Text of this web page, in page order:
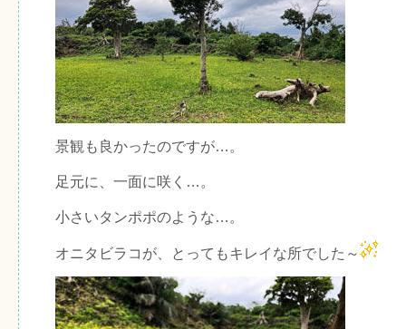
景観も良かったのですが…。
足元に、一面に咲く…。
小さいタンポポのような…。
オニタビラコが、とってもキレイな所でした～